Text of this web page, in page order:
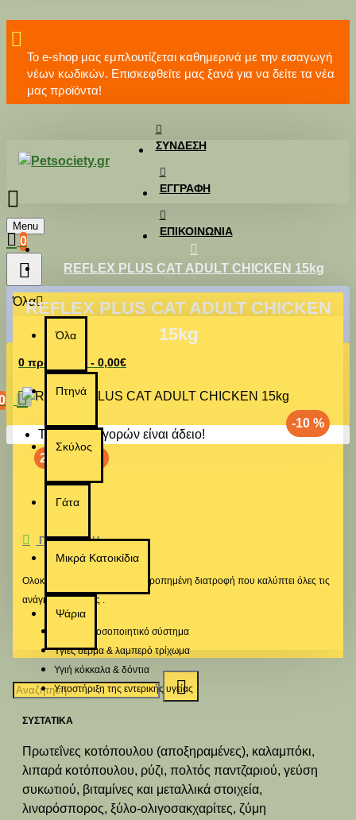
Το e-shop μας εμπλουτίζεται καθημερινά με την εισαγωγή
νέων κωδικών. Επισκεφθείτε μας ξανά για να δείτε τα νέα
μας προϊόντα!
ΣΎΝΔΕΣΗ
ΕΓΓΡΑΦΉ
ΕΠΙΚΟΙΝΩΝΊΑ
Menu
0
Όλα
Όλα
Πτηνά
Σκύλος
Γάτα
Μικρά Κατοικίδια
Ψάρια
0 προϊόν(τα) - 0,00€
Το καλάθι αγορών είναι άδειο!
REFLEX PLUS CAT ADULT CHICKEN 15kg
REFLEX PLUS CAT ADULT CHICKEN
15kg
-10 %
2-3 ημέρες
ΠΕΡΙΓΡΑΦΉ
Ολοκληρωμένη σειρά για ισορροπημένη διατροφή που καλύπτει όλες τις
ανάγκες της γάτας .
Ισχυρό ανοσοποιητικό σύστημα
Υγιές δέρμα & λαμπερό τρίχωμα
Υγιή κόκκαλα & δόντια
Υποστήριξη της εντερικής υγείας
ΣΥΣΤΑΤΙΚΑ
Πρωτεΐνες κοτόπουλου (αποξηραμένες), καλαμπόκι,
λιπαρά κοτόπουλου, ρύζι, πολτός παντζαριού, γεύση
συκωτιού, βιταμίνες και μεταλλικά στοιχεία,
λιναρόσπορος, ξύλο-ολιγοσακχαρίτες, ζύμη